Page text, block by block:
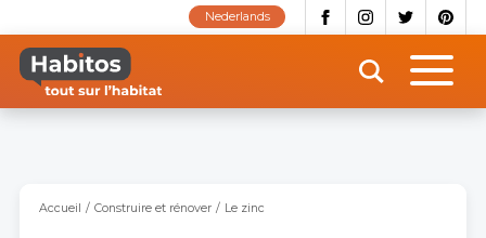
contenu
principal
Nederlands
Accueil Construire et rénover Le zinc